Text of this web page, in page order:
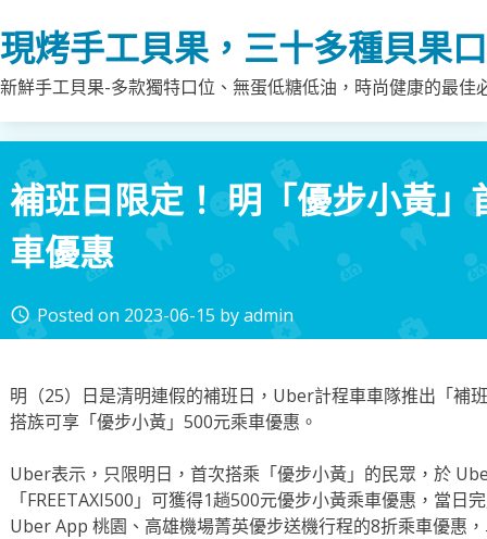
to
content
現烤手工貝果，三十多種貝果
新鮮手工貝果-多款獨特口位、無蛋低糖低油，時尚健康的最
補班日限定！ 明「優步小黃」
車優惠
access_time Posted on 2023-06-15 byadmin
明（25）日是清明連假的補班日，Uber計程車車隊推出「補
搭族可享「優步小黃」500元乘車優惠。
Uber表示，只限明日，首次搭乘「優步小黃」的民眾，於
「FREETAXI500」可獲得1趟500元優步小黃乘車優惠，當日
Uber App 桃園、高雄機場菁英優步送機行程的8折乘車優惠